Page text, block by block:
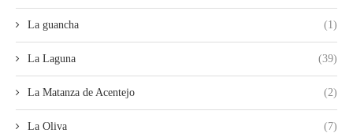
La guancha (1)
La Laguna (39)
La Matanza de Acentejo (2)
La Oliva (7)